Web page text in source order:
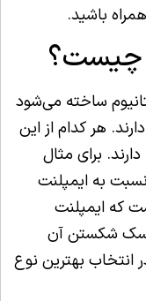
باشید.
چیست؟
ساخته می‌شود
هر کدام از این
برای مثال
به ایمپلنت‌
که ایمپلنت
شکستن آن
انتخاب بهترین نوع